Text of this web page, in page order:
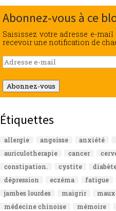
Abonnez-vous à ce
Saisissez votre adresse e-
recevoir une notification de
Adresse
e-
mail
Abonnez-vous
Étiquettes
allergie angoisse anxiété
auriculotherapie
cancer
constipation.
cystite
dépression
eczéma fatigue
jambes lourdes
maigrir
médecine chinoise
mémoire